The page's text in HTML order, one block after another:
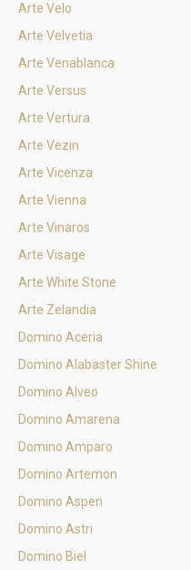
Arte Velo
Arte Velvetia
Arte Venablanca
Arte Versus
Arte Vertura
Arte Vezin
Arte Vicenza
Arte Vienna
Arte Vinaros
Arte Visage
Arte White Stone
Arte Zelandia
Domino Aceria
Domino Alabaster Shine
Domino Alveo
Domino Amarena
Domino Amparo
Domino Artemon
Domino Aspen
Domino Astri
Domino Biel